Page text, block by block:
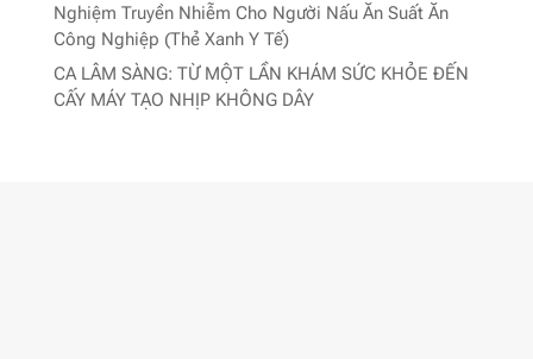
Nghiệm Truyền Nhiễm Cho Người Nấu Ăn Suất Ăn
Công Nghiệp (Thẻ Xanh Y Tế)
CA LÂM SÀNG: TỪ MỘT LẦN KHÁM SỨC KHỎE ĐẾN
CẤY MÁY TẠO NHỊP KHÔNG DÂY